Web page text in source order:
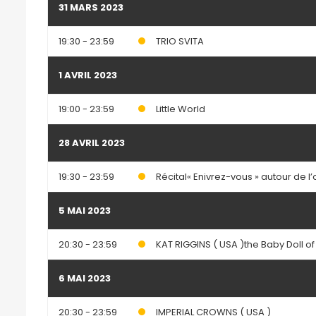
31 MARS 2023
19:30 - 23:59 TRIO SVITA
1 AVRIL 2023
19:00 - 23:59 Little World
28 AVRIL 2023
19:30 - 23:59 Récital« Enivrez-vous » autour de
5 MAI 2023
20:30 - 23:59 KAT RIGGINS ( USA )the Baby Doll
6 MAI 2023
20:30 - 23:59 IMPERIAL CROWNS ( USA )